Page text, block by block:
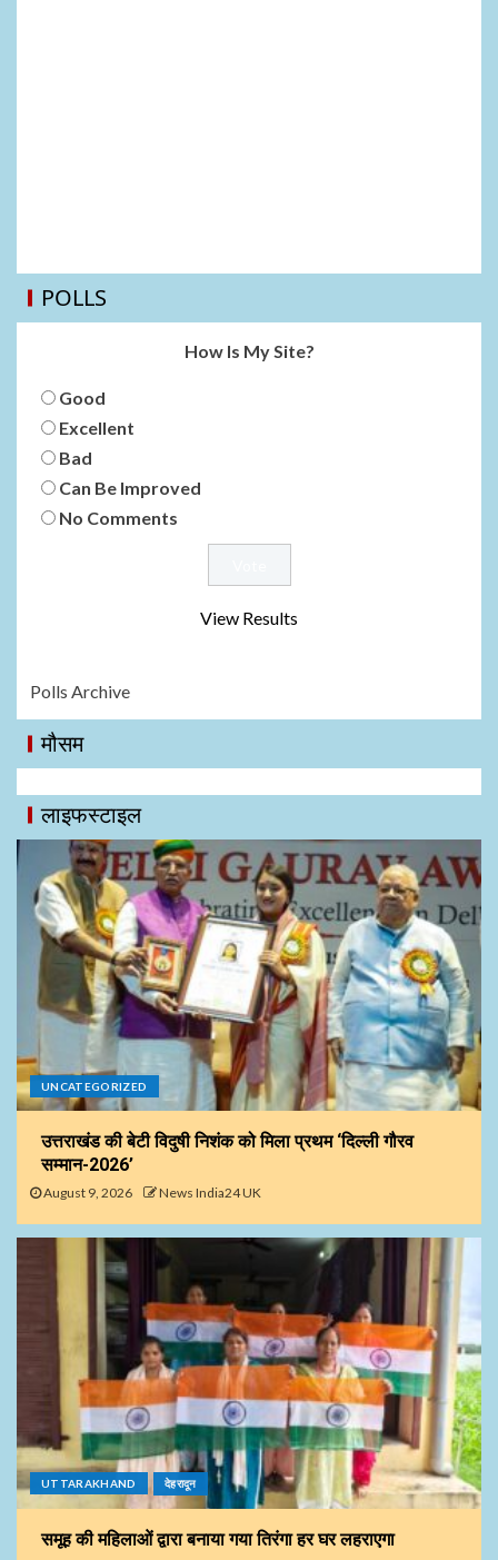
POLLS
How Is My Site?
Good
Excellent
Bad
Can Be Improved
No Comments
View Results
Polls Archive
मौसम
लाइफस्टाइल
UNCATEGORIZED
उत्तराखंड की बेटी विदुषी निशंक को मिला प्रथम ‘दिल्ली गौरव
सम्मान-2026’
August 9, 2026 News India24 UK
UTTARAKHAND देहरादून
समूह की महिलाओं द्वारा बनाया गया तिरंगा हर घर लहराएगा